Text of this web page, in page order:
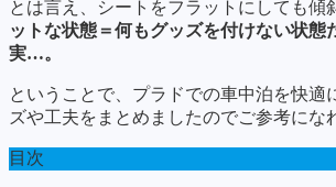
とは言え、シートをフラットにしても傾
ットな状態＝何もグッズを付けない状態
実…。
ということで、プラドでの車中泊を快適
ズや工夫をまとめましたのでご参考にな
目次